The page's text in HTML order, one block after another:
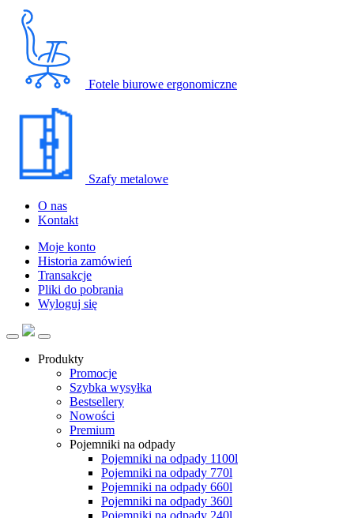
Fotele biurowe ergonomiczne
Szafy metalowe
O nas
Kontakt
Moje konto
Historia zamówień
Transakcje
Pliki do pobrania
Wyloguj się
Produkty
Promocje
Szybka wysyłka
Bestsellery
Nowości
Premium
Pojemniki na odpady
Pojemniki na odpady 1100l
Pojemniki na odpady 770l
Pojemniki na odpady 660l
Pojemniki na odpady 360l
Pojemniki na odpady 240l